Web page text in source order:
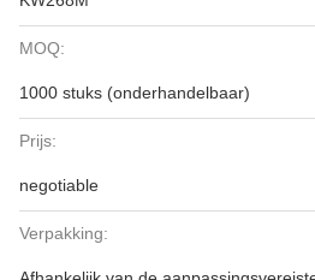
MOQ:
1000 stuks (onderhandelbaar)
Prijs:
negotiable
Verpakking: